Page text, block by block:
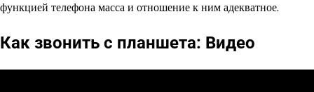
функцией телефона масса и отношение к ним адекватное.
Как звонить с планшета: Видео